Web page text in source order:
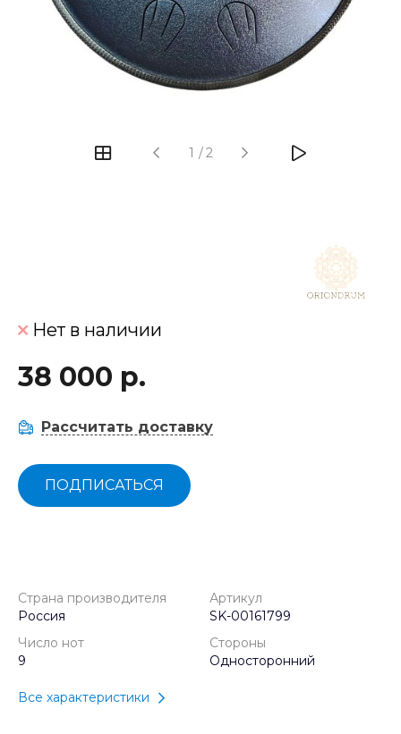
1 /2
Нет в наличии
38 000 р.
Рассчитать доставку
ПОДПИСАТЬСЯ
Страна производителя
Россия
Артикул
SK-00161799
Число нот
9
Стороны
Односторонний
Все характеристики